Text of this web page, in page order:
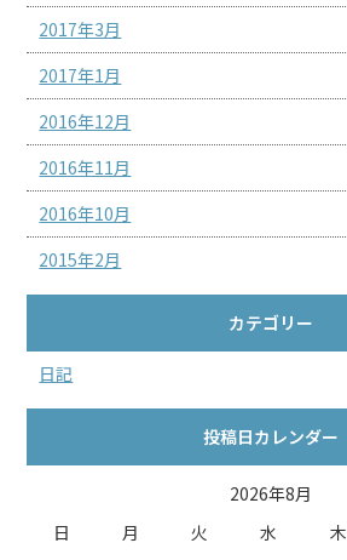
2017年3月
2017年1月
2016年12月
2016年11月
2016年10月
2015年2月
カテゴリー
日記
投稿日カレンダー
2026年8月
日
月 火 水 木